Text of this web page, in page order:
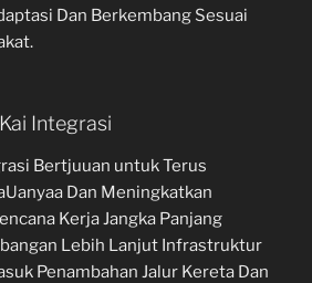
Dan Berkembang Sesuai
Integrasi
Bertjuuan untuk Terus
Dan Meningkatkan
Kerja Jangka Panjang
Lebih Lanjut Infrastruktur
Penambahan Jalur Kereta Dan